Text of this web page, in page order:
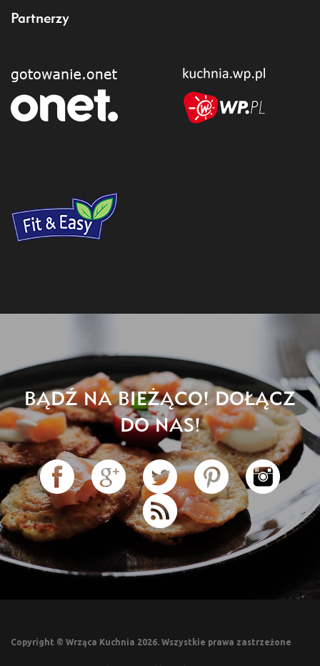
Partnerzy
BĄDŹ NA BIEŻĄCO! DOŁĄCZ
DO NAS!
Copyright © Wrząca Kuchnia 2026. Wszystkie prawa zastrzeżone